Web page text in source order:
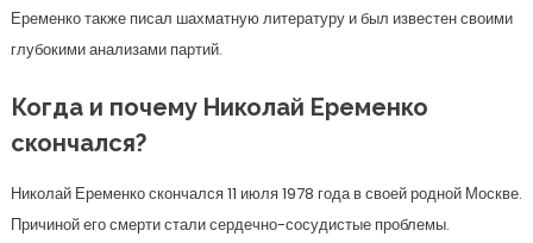
Еременко также писал шахматную литературу и был известен своими
глубокими анализами партий.
Когда и почему Николай Еременко
скончался?
Николай Еременко скончался 11 июля 1978 года в своей родной Москве.
Причиной его смерти стали сердечно-сосудистые проблемы.